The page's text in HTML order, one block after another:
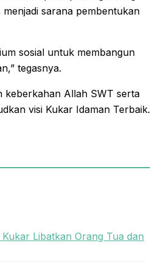
sarana pembentukan
sosial untuk membangun
tegasnya.
keberkahan Allah SWT serta
visi Kukar Idaman Terbaik.
Libatkan Orang Tua dan